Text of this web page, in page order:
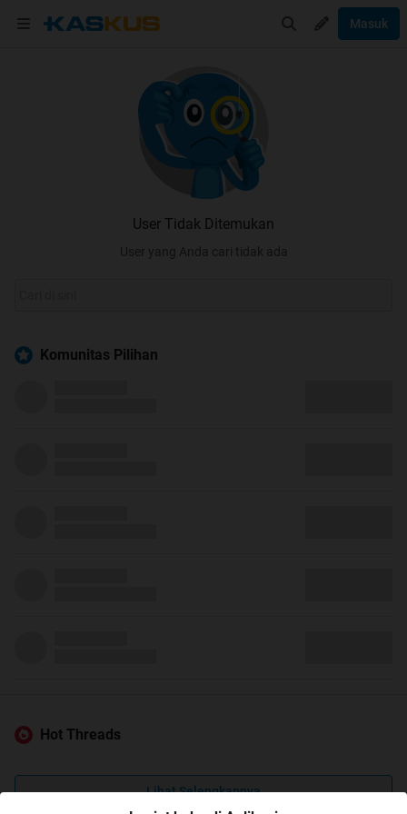
Masuk
User Tidak Ditemukan
User yang Anda cari tidak ada
Komunitas Pilihan
Hot Threads
Lihat Selengkapnya